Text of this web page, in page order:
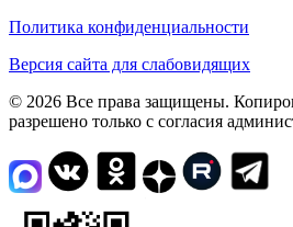
Политика конфиденциальности
Версия сайта для слабовидящих
© 2026 Все права защищены.
разрешено только с согласия